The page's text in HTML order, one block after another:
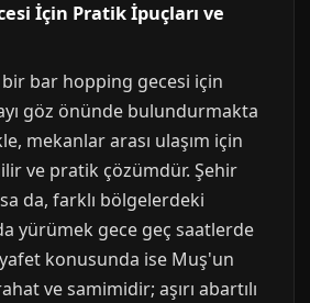
İçin Pratik İpuçları ve
bar hopping gecesi için
göz önünde bulundurmakta
mekanlar arası ulaşım için
ve pratik çözümdür. Şehir
da, farklı bölgelerdeki
yürümek gece geç saatlerde
konusunda ise Muş'un
ve samimidir; aşırı abartılı